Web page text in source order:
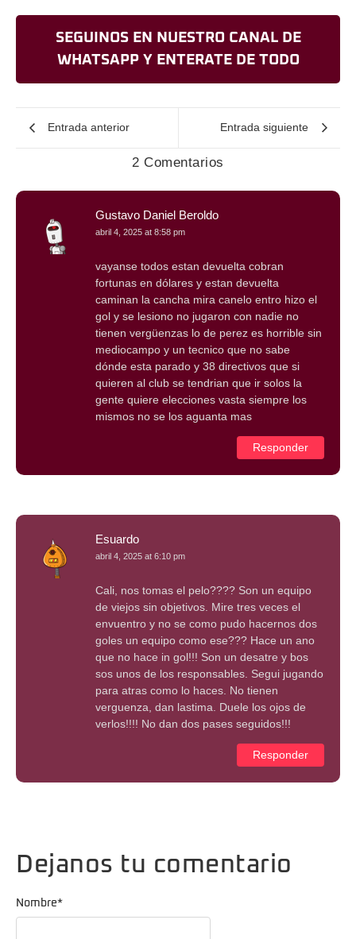
SEGUINOS EN NUESTRO CANAL DE
WHATSAPP Y ENTERATE DE TODO
Entrada anterior Entrada siguiente
2 Comentarios
Gustavo Daniel Beroldo
abril 4, 2025 at 8:58 pm
vayanse todos estan devuelta cobran
fortunas en dólares y estan devuelta
caminan la cancha mira canelo entro hizo el
gol y se lesiono no jugaron con nadie no
tienen vergüenzas lo de perez es horrible sin
mediocampo y un tecnico que no sabe
dónde esta parado y 38 directivos que si
quieren al club se tendrian que ir solos la
gente quiere elecciones vasta siempre los
mismos no se los aguanta mas
Responder
Esuardo
abril 4, 2025 at 6:10 pm
Cali, nos tomas el pelo???? Son un equipo
de viejos sin objetivos. Mire tres veces el
envuentro y no se como pudo hacernos dos
goles un equipo como ese??? Hace un ano
que no hace in gol!!! Son un desatre y bos
sos unos de los responsables. Segui jugando
para atras como lo haces. No tienen
verguenza, dan lastima. Duele los ojos de
verlos!!!! No dan dos pases seguidos!!!
Responder
Dejanos tu comentario
Nombre*